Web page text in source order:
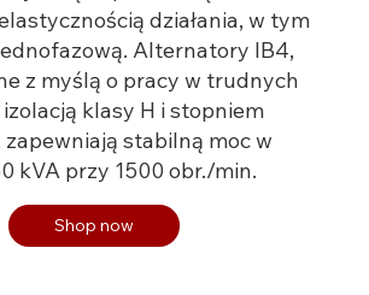
działania, w tym
Alternatory IB4,
z myślą o pracy w trudnych
klasy H i stopniem
zapewniają stabilną moc w
kVA przy 1500 obr./min.
Shop now